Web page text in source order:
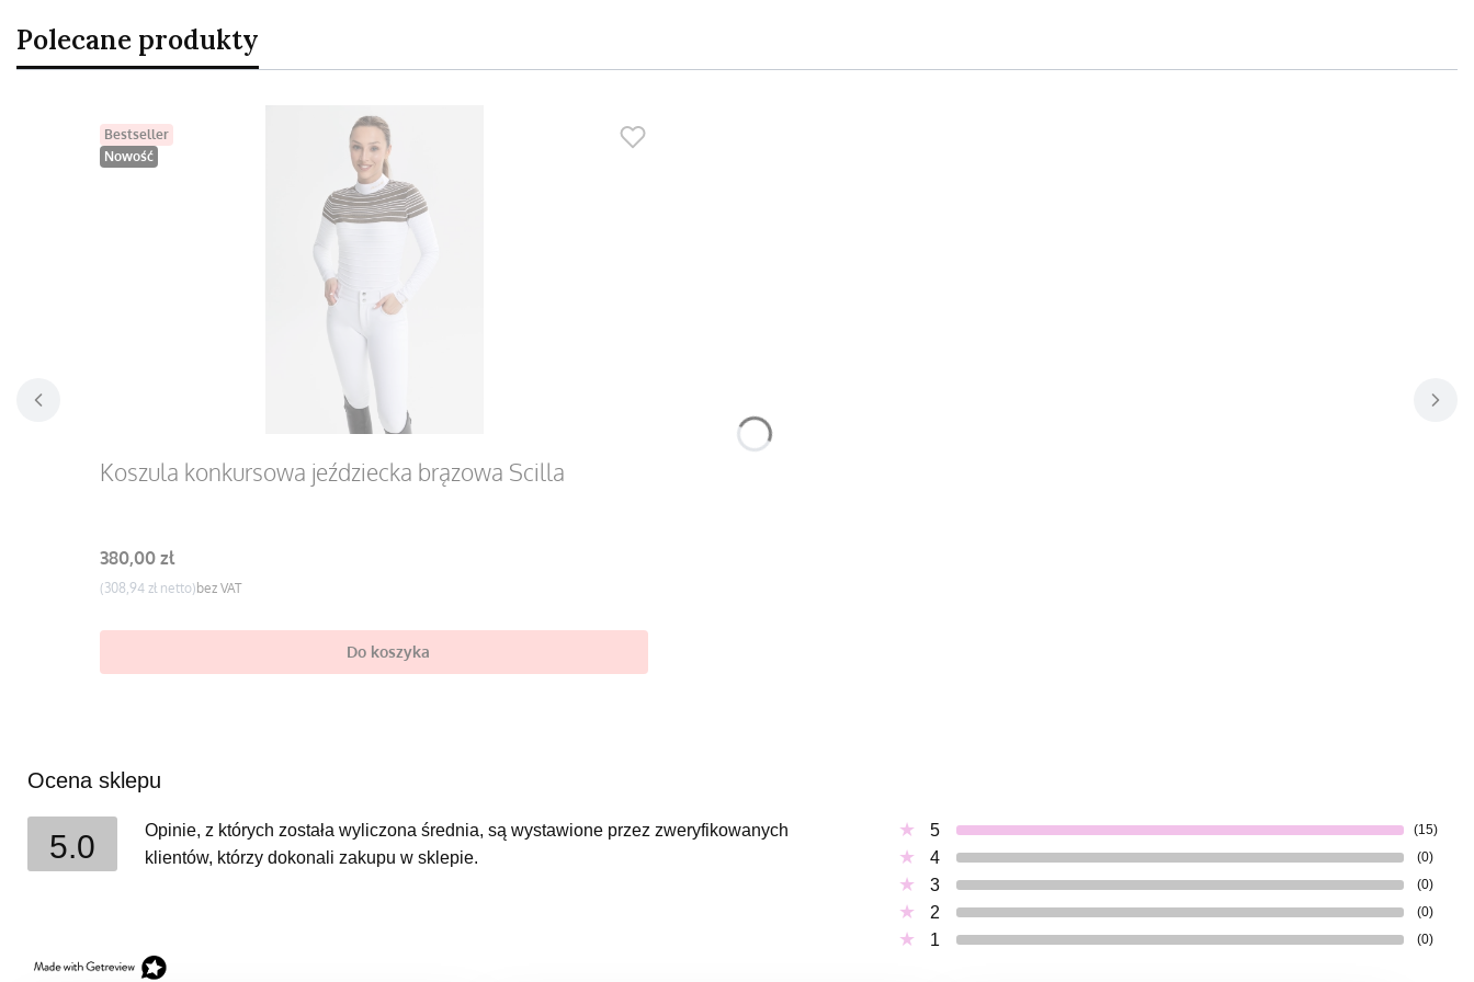
Polecane produkty
Bestseller
Nowość
Koszula konkursowa jeździecka brązowa Scilla
Cena
380,00 zł
Cena
308,94 zł bez VAT
Do koszyka
Ocena sklepu
5.0
Opinie, z których została wyliczona średnia, są wystawione przez zweryfikowanych
klientów, którzy dokonali zakupu w sklepie.
5 (15)
4 (0)
3 (0)
2 (0)
1 (0)